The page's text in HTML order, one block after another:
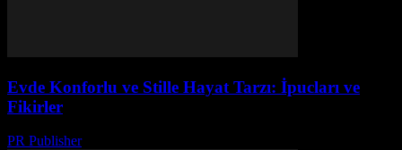
Evde Konforlu ve Stille Hayat Tarzı: İpucları ve
Fikirler
PR Publisher-